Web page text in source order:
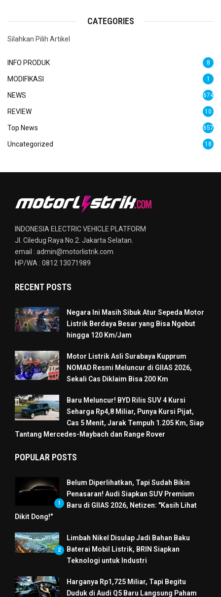
CATEGORIES
Silahkan Pilih Artikel
INFO PRODUK 8
MODIFIKASI 1
NEWS 674
REVIEW 10
Top News 657
Uncategorized 18
INDONESIA ELECTRIC VEHICLE PLATFORM
Jl. Ciledug Raya No.2. Jakarta Selatan.
email : admin@motorlistrik.com
HP/WA : 0812 13071989
RECENT POSTS
Negara Ini Masih Sibuk Atur Sepeda Motor
Listrik Berdaya Besar yang Bisa Ngebut
hingga 120 Km/Jam
Motor Listrik Asli Surabaya Kupprum
NOMAD Resmi Meluncur di GIIAS 2026,
Sekali Cas Diklaim Bisa 200 Km
Baru Meluncur! BYD Rilis SUV 4 Kursi
Seharga Rp4,8 Miliar, Punya Kursi Pijat,
Cas 5 Menit, Jarak Tempuh 1.205 Km, Siap
Tantang Mercedes-Maybach dan Range Rover
POPULAR POSTS
1
Belum Diperlihatkan, Tapi Sudah Bikin
Penasaran! Audi Siapkan SUV Premium
Baru di GIIAS 2026, Netizen: "Kasih Lihat
Dikit Dong!"
2
Limbah Nikel Disulap Jadi Bahan Baku
Baterai Mobil Listrik, BRIN Siapkan
Teknologi untuk Industri
Harganya Rp1,725 Miliar, Tapi Begitu
Duduk di Audi Q5 Baru Langsung Paham